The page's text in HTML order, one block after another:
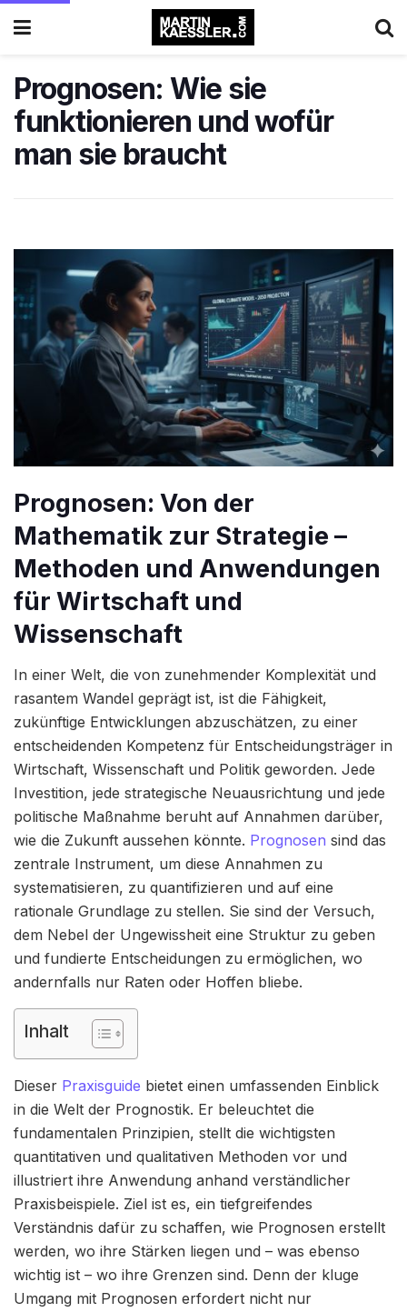
Prognosen: Wie sie
funktionieren und wofür
man sie braucht
Prognosen: Von der
Mathematik zur Strategie –
Methoden und Anwendungen
für Wirtschaft und
Wissenschaft
In einer Welt, die von zunehmender Komplexität und
rasantem Wandel geprägt ist, ist die Fähigkeit,
zukünftige Entwicklungen abzuschätzen, zu einer
entscheidenden Kompetenz für Entscheidungsträger in
Wirtschaft, Wissenschaft und Politik geworden. Jede
Investition, jede strategische Neuausrichtung und jede
politische Maßnahme beruht auf Annahmen darüber,
wie die Zukunft aussehen könnte. Prognosen sind das
zentrale Instrument, um diese Annahmen zu
systematisieren, zu quantifizieren und auf eine
rationale Grundlage zu stellen. Sie sind der Versuch,
dem Nebel der Ungewissheit eine Struktur zu geben
und fundierte Entscheidungen zu ermöglichen, wo
andernfalls nur Raten oder Hoffen bliebe.
Inhalt
Dieser Praxisguide bietet einen umfassenden Einblick
in die Welt der Prognostik. Er beleuchtet die
fundamentalen Prinzipien, stellt die wichtigsten
quantitativen und qualitativen Methoden vor und
illustriert ihre Anwendung anhand verständlicher
Praxisbeispiele. Ziel ist es, ein tiefgreifendes
Verständnis dafür zu schaffen, wie Prognosen erstellt
werden, wo ihre Stärken liegen und – was ebenso
wichtig ist – wo ihre Grenzen sind. Denn der kluge
Umgang mit Prognosen erfordert nicht nur